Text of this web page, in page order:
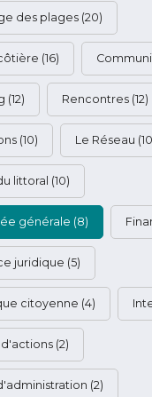
des plages (20)
(16)
(12) Rencontres (12)
(10) Le Réseau
littoral (10)
générale (8)
juridique (5)
citoyenne (4)
d'actions (2)
(2)